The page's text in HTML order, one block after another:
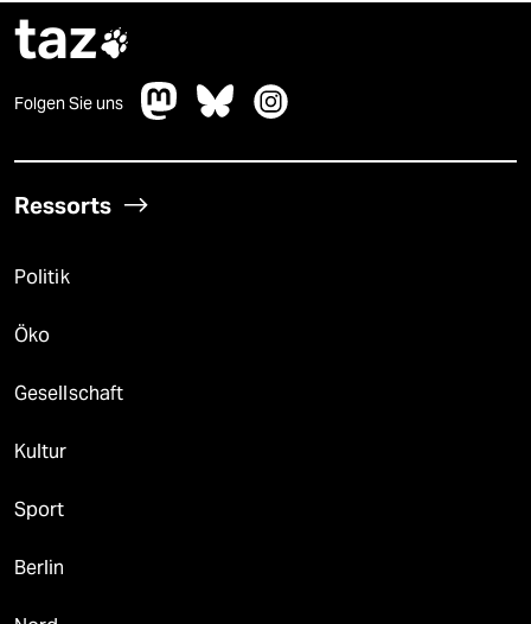
taz
Folgen Sie uns
Ressorts
Politik
Öko
Gesellschaft
Kultur
Sport
Berlin